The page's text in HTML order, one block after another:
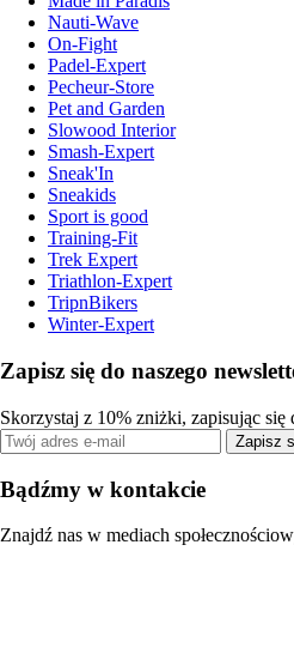
Nauti-Wave
On-Fight
Padel-Expert
Pecheur-Store
Pet and Garden
Slowood Interior
Smash-Expert
Sneak'In
Sneakids
Sport is good
Training-Fit
Trek Expert
Triathlon-Expert
TripnBikers
Winter-Expert
Zapisz się do naszego
Skorzystaj z 10% zniżki, zapisując się
Zapisz
Bądźmy w kontakcie
Znajdź nas w mediach